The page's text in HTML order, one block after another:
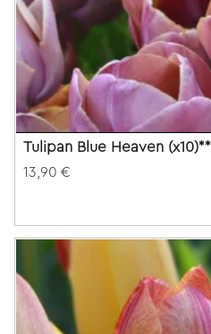
Tulipan Blue Heaven (x10)**
13,90 €